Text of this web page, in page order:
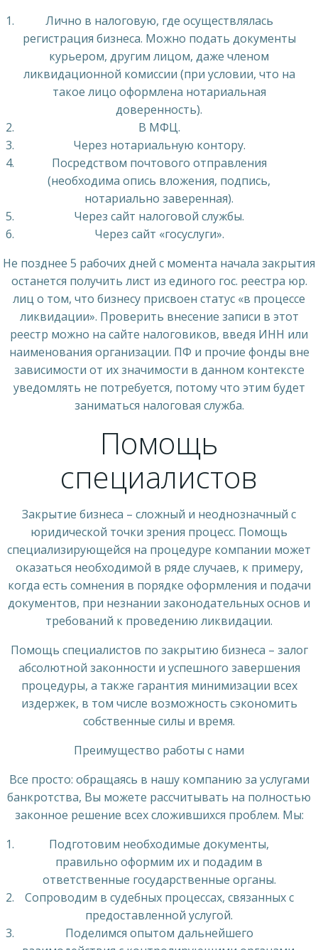
Лично в налоговую, где осуществлялась
регистрация бизнеса. Можно подать документы
курьером, другим лицом, даже членом
ликвидационной комиссии (при условии, что на
такое лицо оформлена нотариальная
доверенность).
В МФЦ.
Через нотариальную контору.
Посредством почтового отправления
(необходима опись вложения, подпись,
нотариально заверенная).
Через сайт налоговой службы.
Через сайт «госуслуги».
Не позднее 5 рабочих дней с момента начала закрытия
останется получить лист из единого гос. реестра юр.
лиц о том, что бизнесу присвоен статус «в процессе
ликвидации». Проверить внесение записи в этот
реестр можно на сайте налоговиков, введя ИНН или
наименования организации. ПФ и прочие фонды вне
зависимости от их значимости в данном контексте
уведомлять не потребуется, потому что этим будет
заниматься налоговая служба.
Помощь
специалистов
Закрытие бизнеса – сложный и неоднозначный с
юридической точки зрения процесс. Помощь
специализирующейся на процедуре компании может
оказаться необходимой в ряде случаев, к примеру,
когда есть сомнения в порядке оформления и подачи
документов, при незнании законодательных основ и
требований к проведению ликвидации.
Помощь специалистов по закрытию бизнеса – залог
абсолютной законности и успешного завершения
процедуры, а также гарантия минимизации всех
издержек, в том числе возможность сэкономить
собственные силы и время.
Преимущество работы с нами
Все просто: обращаясь в нашу компанию за услугами
банкротства, Вы можете рассчитывать на полностью
законное решение всех сложившихся проблем. Мы:
Подготовим необходимые документы,
правильно оформим их и подадим в
ответственные государственные органы.
Сопроводим в судебных процессах, связанных с
предоставленной услугой.
Поделимся опытом дальнейшего